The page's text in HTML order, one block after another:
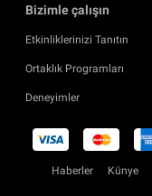
Bizimle çalışın
Etkinliklerinizi Tanıtın
Ortaklık Programları
Deneyimler
Haberler Künye